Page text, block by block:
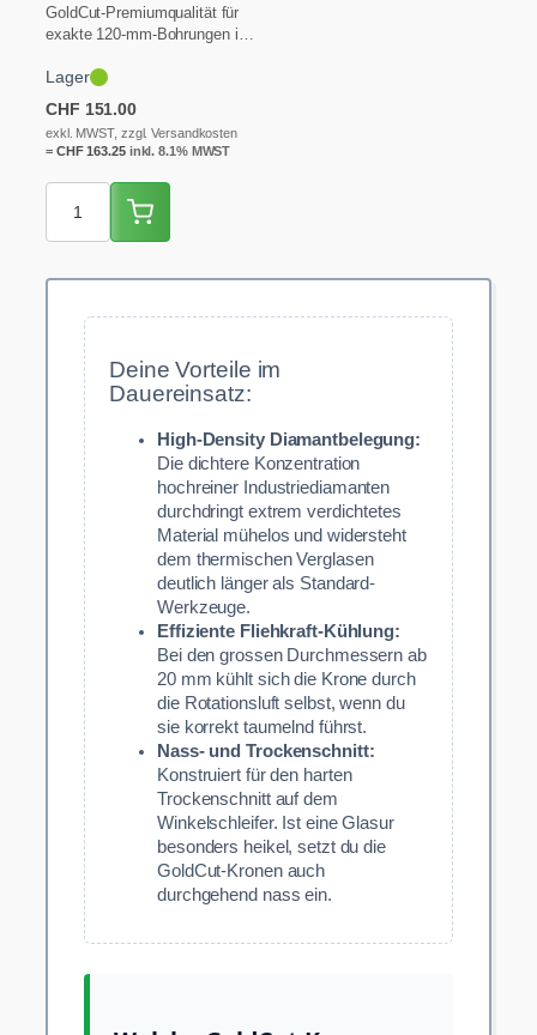
Feinsteinzeug
GoldCut-Premiumqualität für
exakte 120-mm-Bohrungen in
Granit und Keramik – ideal
für…
Lager
CHF 151.00
exkl. MWST, zzgl. Versandkosten
= CHF163.25inkl. 8.1% MWST
Deine Vorteile im
Dauereinsatz:
High-Density Diamantbelegung:
Die dichtere Konzentration
hochreiner Industriediamanten
durchdringt extrem verdichtetes
Material mühelos und widersteht
dem thermischen Verglasen
deutlich länger als Standard-
Werkzeuge.
Effiziente Fliehkraft-Kühlung:
Bei den grossen Durchmessern ab
20 mm kühlt sich die Krone durch
die Rotationsluft selbst, wenn du
sie korrekt taumelnd führst.
Nass- und Trockenschnitt:
Konstruiert für den harten
Trockenschnitt auf dem
Winkelschleifer. Ist eine Glasur
besonders heikel, setzt du die
GoldCut-Kronen auch
durchgehend nass ein.